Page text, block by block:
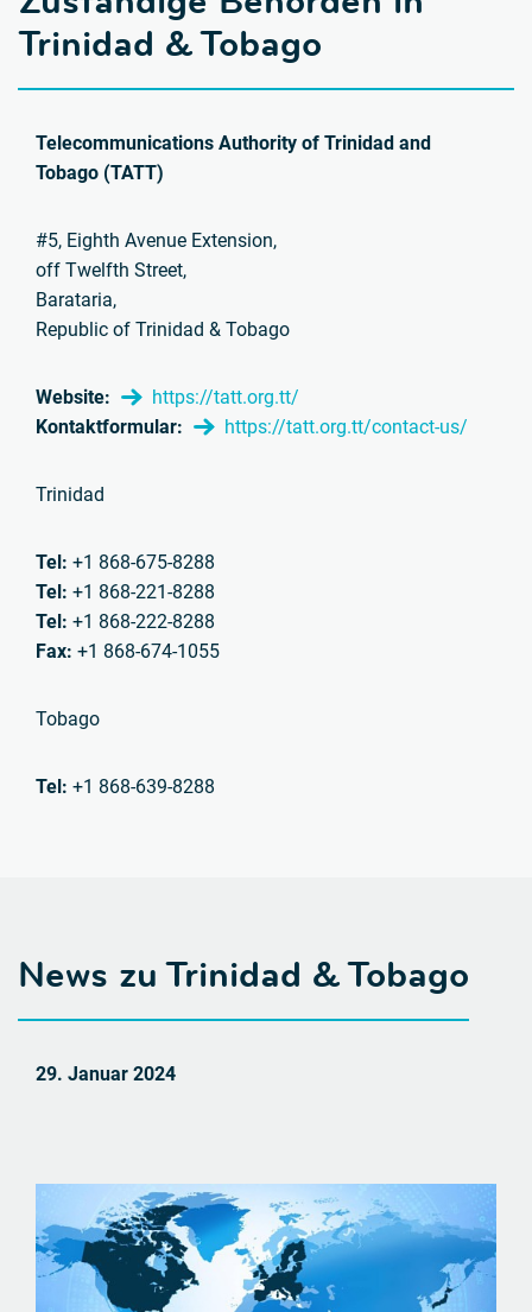
Trinidad & Tobago
Telecommunications Authority of Trinidad and
Tobago (TATT)
#5, Eighth Avenue Extension,
off Twelfth Street,
Barataria,
Republic of Trinidad & Tobago
Website:
https://tatt.org.tt/
Kontaktformular:
https://tatt.org.tt/contact-us/
Trinidad
Tel: +1 868-675-8288
Tel: +1 868-221-8288
Tel: +1 868-222-8288
Fax: +1 868-674-1055
Tobago
Tel: +1 868-639-8288
News zu Trinidad & Tobago
29. Januar 2024